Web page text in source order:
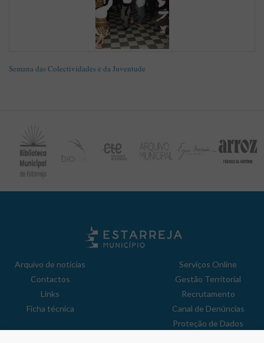
Semana das Colectividades e da Juventude
Arquivo de notícias
Contactos
Links
Ficha técnica
Serviços Online
Gestão Territorial
Recrutamento
Canal de Denúncias
Proteção de Dados